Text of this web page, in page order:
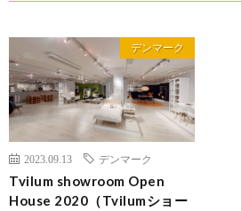
デンマーク
2023.09.13 デンマーク
Tvilum showroom Open
House 2020（Tvilumショー